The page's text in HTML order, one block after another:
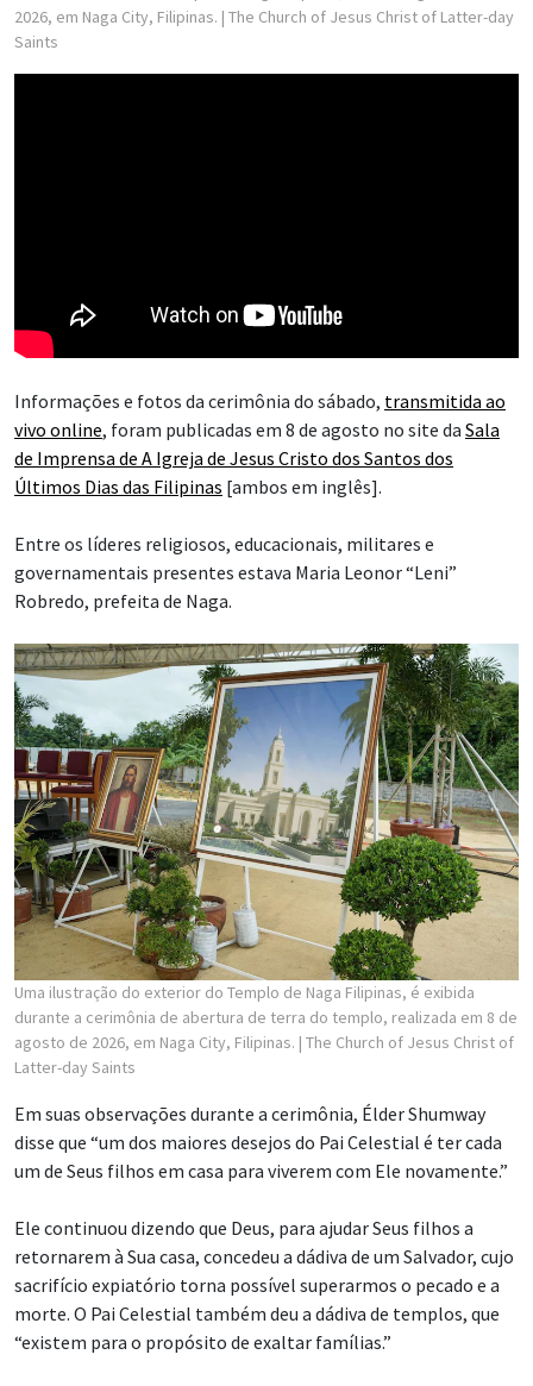
2026, em Naga City, Filipinas. | The Church of Jesus Christ of Latter-day
Saints
Informações e fotos da cerimônia do sábado, transmitida ao
vivo online, foram publicadas em 8 de agosto no site da Sala
de Imprensa de A Igreja de Jesus Cristo dos Santos dos
Últimos Dias das Filipinas [ambos em inglês].
Entre os líderes religiosos, educacionais, militares e
governamentais presentes estava Maria Leonor “Leni”
Robredo, prefeita de Naga.
Uma ilustração do exterior do Templo de Naga Filipinas, é exibida
durante a cerimônia de abertura de terra do templo, realizada em 8 de
agosto de 2026, em Naga City, Filipinas. | The Church of Jesus Christ of
Latter-day Saints
Em suas observações durante a cerimônia, Élder Shumway
disse que “um dos maiores desejos do Pai Celestial é ter cada
um de Seus filhos em casa para viverem com Ele novamente.”
Ele continuou dizendo que Deus, para ajudar Seus filhos a
retornarem à Sua casa, concedeu a dádiva de um Salvador, cujo
sacrifício expiatório torna possível superarmos o pecado e a
morte. O Pai Celestial também deu a dádiva de templos, que
“existem para o propósito de exaltar famílias.”